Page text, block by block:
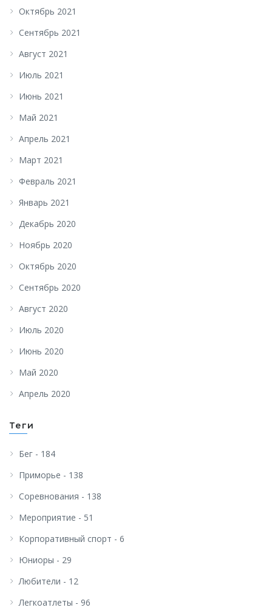
Октябрь 2021
Сентябрь 2021
Август 2021
Июль 2021
Июнь 2021
Май 2021
Апрель 2021
Март 2021
Февраль 2021
Январь 2021
Декабрь 2020
Ноябрь 2020
Октябрь 2020
Сентябрь 2020
Август 2020
Июль 2020
Июнь 2020
Май 2020
Апрель 2020
Теги
Бег - 184
Приморье - 138
Соревнования - 138
Мероприятие - 51
Корпоративный спорт - 6
Юниоры - 29
Любители - 12
Легкоатлеты - 96